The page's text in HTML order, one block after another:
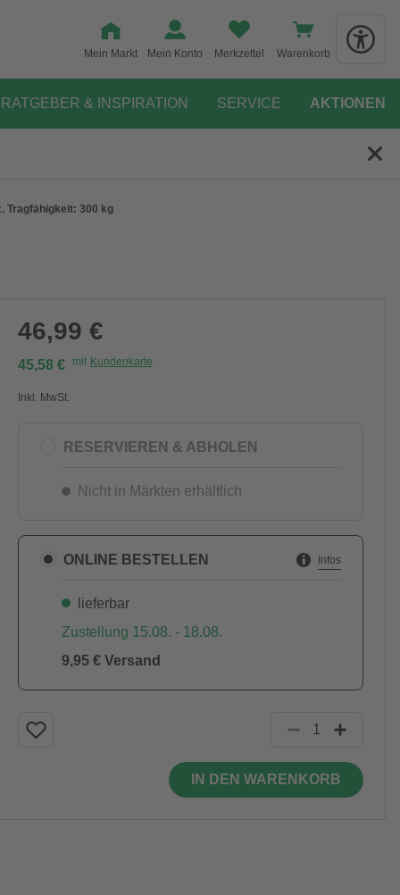
Mein Markt Mein Konto Merkzettel Warenkorb
RATGEBER & INSPIRATION SERVICE AKTIONEN
Tragfähigkeit: 300 kg
46,99 €
45,58 € mit Kundenkarte
Inkl. MwSt.
RESERVIEREN & ABHOLEN
Nicht in Märkten erhältlich
ONLINE BESTELLEN Infos
lieferbar
Zustellung 15.08. - 18.08.
9,95 € Versand
IN DEN WARENKORB